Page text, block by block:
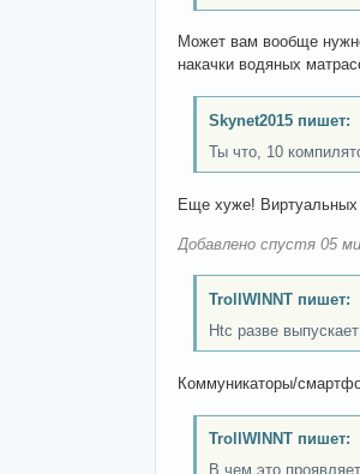
Может вам вообще
накачки водяных
Skynet2015 пишет:
Ты что, 10
Еще хуже!
Добавлено спустя 05
TrollWINNT пишет:
Htc разве
Коммуникаторы/
TrollWINNT пишет:
В чем это